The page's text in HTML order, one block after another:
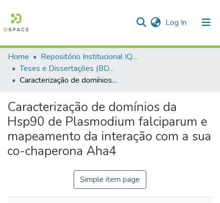
Log In (current)
Communities & Collections
All of DSpace
Statistics
Home
Repositório Institucional IQSC
Teses e Dissertações (BDTD USP)
Caracterização de domínios da Hsp90 de Plasmodium falciparum e mapeamento da interação com a sua co-chaperona Aha4
Caracterização de domínios da
Hsp90 de Plasmodium falciparum e
mapeamento da interação com a sua
co-chaperona Aha4
Simple item page